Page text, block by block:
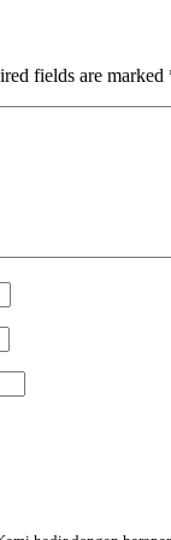
fields are marked